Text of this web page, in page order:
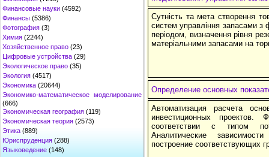
Финансовые науки (4592)
Финансы (5386)
Фотография (3)
Химия (2244)
Хозяйственное право (23)
Цифровые устройства (29)
Экологическое право (35)
Экология (4517)
Экономика (20644)
Экономико-математическое моделирование
(666)
Экономическая география (119)
Экономическая теория (2573)
Этика (889)
Юриспруденция (288)
Языковедение (148)
Сутність та мета створення
систем управління запасами з
періодом, визначення рівня
матеріальними запасами на
Определение основных
Автоматизация расчета
инвестиционных проектов.
соответствии с типом
Аналитические
построение соответствующих